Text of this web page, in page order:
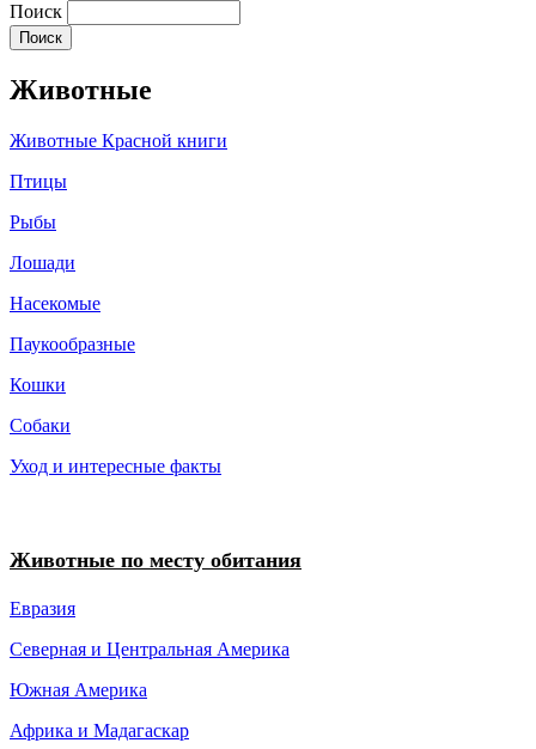
Поиск
Животные
Животные Красной книги
Птицы
Рыбы
Лошади
Насекомые
Паукообразные
Кошки
Собаки
Уход и интересные факты
Животные по месту обитания
Евразия
Северная и Центральная Америка
Южная Америка
Африка и Мадагаскар